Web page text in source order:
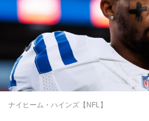
ナイヒーム・ハインズ【NFL】